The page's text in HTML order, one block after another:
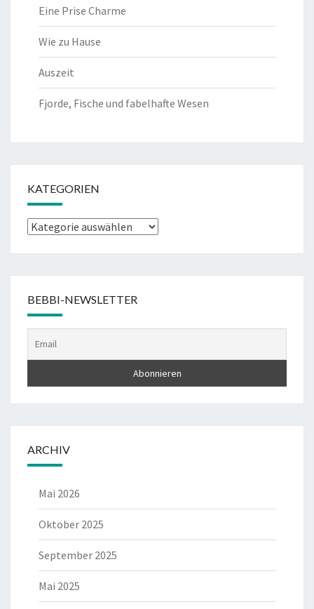
Eine Prise Charme
Wie zu Hause
Auszeit
Fjorde, Fische und fabelhafte Wesen
KATEGORIEN
Kategorien
BEBBI-NEWSLETTER
ARCHIV
Mai 2026
Oktober 2025
September 2025
Mai 2025